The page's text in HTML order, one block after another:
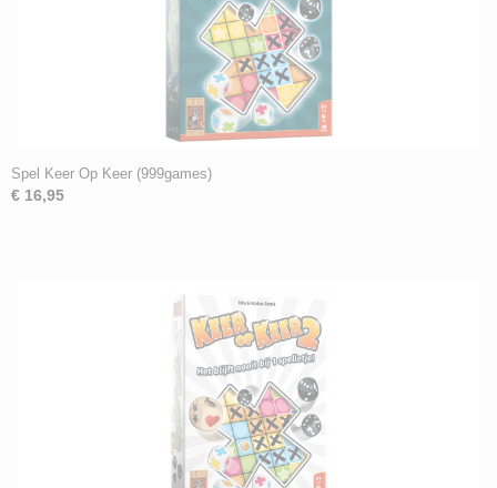
Spel Keer Op Keer (999games)
€ 16,95